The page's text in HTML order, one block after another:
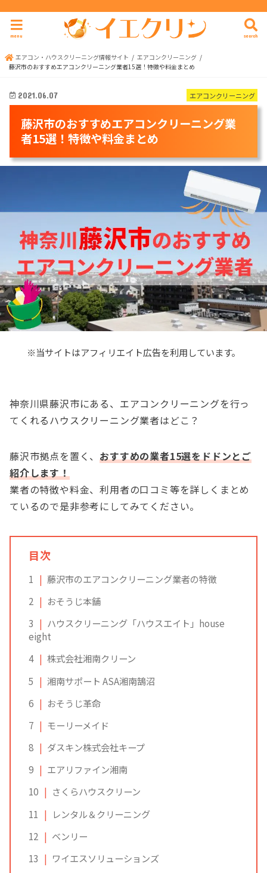
search
menu
エアコン・ハウスクリーニング情報サイト
エアコンクリーニング
藤沢市のおすすめエアコンクリーニング業者15選！特徴や料金まとめ
エアコンクリーニング
2021.06.07
藤沢市のおすすめエアコンクリーニング業
者15選！特徴や料金まとめ
※当サイトはアフィリエイト広告を利用しています。
神奈川県藤沢市にある、エアコンクリーニングを行っ
てくれるハウスクリーニング業者はどこ？
藤沢市拠点を置く、おすすめの業者15選をドドンとご
紹介します！
業者の特徴や料金、利用者の口コミ等を詳しくまとめ
ているので是非参考にしてみてください。
目次
1
藤沢市のエアコンクリーニング業者の特徴
2
おそうじ本舗
3
ハウスクリーニング「ハウスエイト」house
eight
4
株式会社湘南クリーン
5
湘南サポート ASA湘南鵠沼
6
おそうじ革命
7
モーリーメイド
8
ダスキン株式会社キープ
9
エアリファイン湘南
10
さくらハウスクリーン
11
レンタル＆クリーニング
12
ベンリー
13
ワイエスソリューションズ